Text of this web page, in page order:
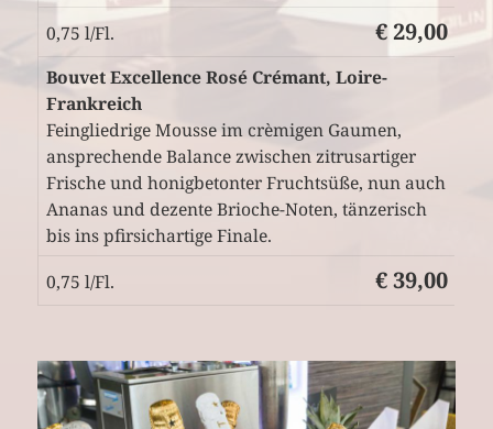
0,75 l/Fl.
€ 29,00
Bouvet Excellence Rosé Crémant, Loire-
Frankreich
Feingliedrige Mousse im crèmigen Gaumen,
ansprechende Balance zwischen zitrusartiger
Frische und honigbetonter Fruchtsüße, nun auch
Ananas und dezente Brioche-Noten, tänzerisch
bis ins pfirsichartige Finale.
0,75 l/Fl.
€ 39,00